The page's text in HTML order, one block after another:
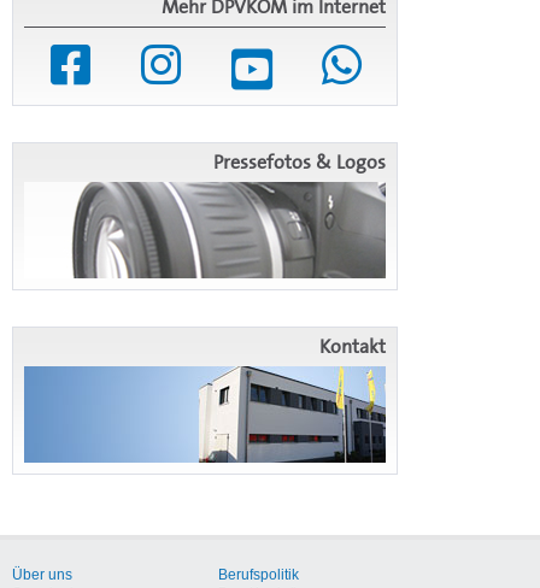
Mehr DPVKOM im Internet
Pressefotos & Logos
Kontakt
Über uns Berufspolitik